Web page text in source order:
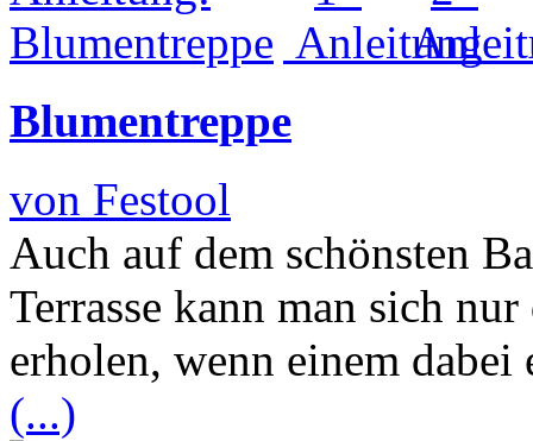
Blumentreppe
von Festool
Auch auf dem schönsten
Terrasse kann man sich
erholen, wenn einem dabei
(...)